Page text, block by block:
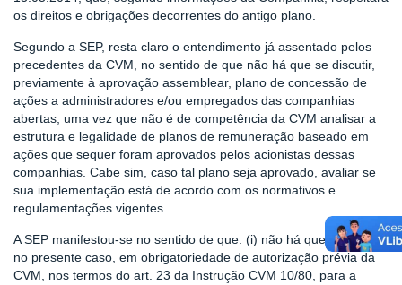
os direitos e obrigações decorrentes do antigo plano.
Segundo a SEP, resta claro o entendimento já assentado pelos
precedentes da CVM, no sentido de que não há que se discutir,
previamente à aprovação assemblear, plano de concessão de
ações a administradores e/ou empregados das companhias
abertas, uma vez que não é de competência da CVM analisar a
estrutura e legalidade de planos de remuneração baseado em
ações que sequer foram aprovados pelos acionistas dessas
companhias. Cabe sim, caso tal plano seja aprovado, avaliar se
sua implementação está de acordo com os normativos e
regulamentações vigentes.
A SEP manifestou-se no sentido de que: (i) não há que se falar,
no presente caso, em obrigatoriedade de autorização prévia da
CVM, nos termos do art. 23 da Instrução CVM 10/80, para a